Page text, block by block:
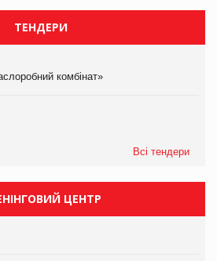
ТЕНДЕРИ
комбінат»
Всі тендери
ЦЕНТР